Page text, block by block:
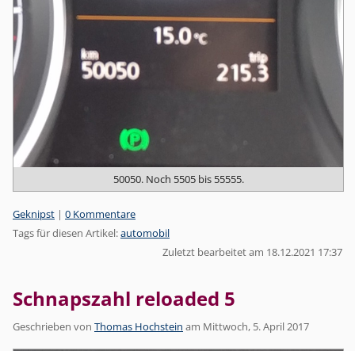
50050. Noch 5505 bis 55555.
Kategorien:
Geknipst | 0 Kommentare
Tags für diesen Artikel:automobil
Zuletzt bearbeitet am 18.12.2021 17:37
Schnapszahl reloaded 5
Geschrieben von Thomas Hochstein am Mittwoch, 5. April 2017